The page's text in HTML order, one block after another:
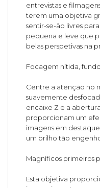
entrevistas e
terem uma objetiva
sentir-se-ão livres
pequena e leve que
belas perspetivas na
Focagem nítida,
Centre a atenção no
suavemente
encaixe Z e a
proporcionam um
imagens em
um brilho tão
Magníficos primeiros
Esta objetiva